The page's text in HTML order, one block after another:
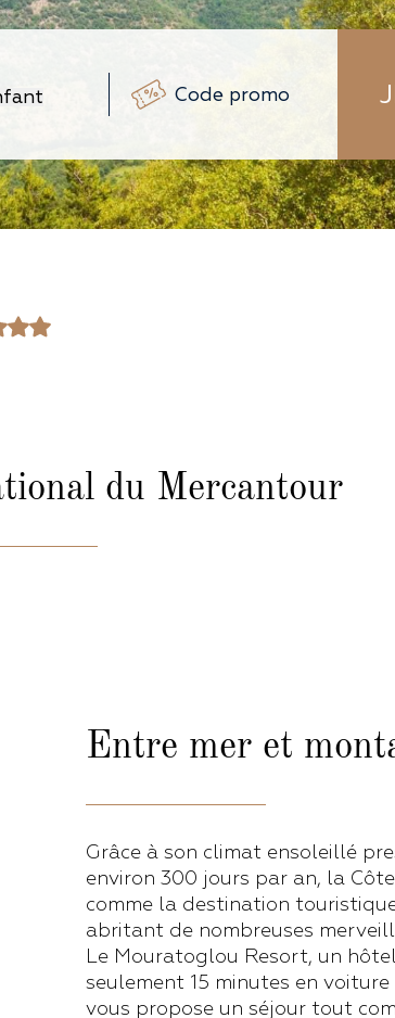
+
du Mercantour
Entre mer et
Grâce à son climat ensoleillé
environ 300 jours par an, la
comme la destination
abritant de nombreuses
Le Mouratoglou Resort, un
seulement 15 minutes en
vous propose un séjour tout